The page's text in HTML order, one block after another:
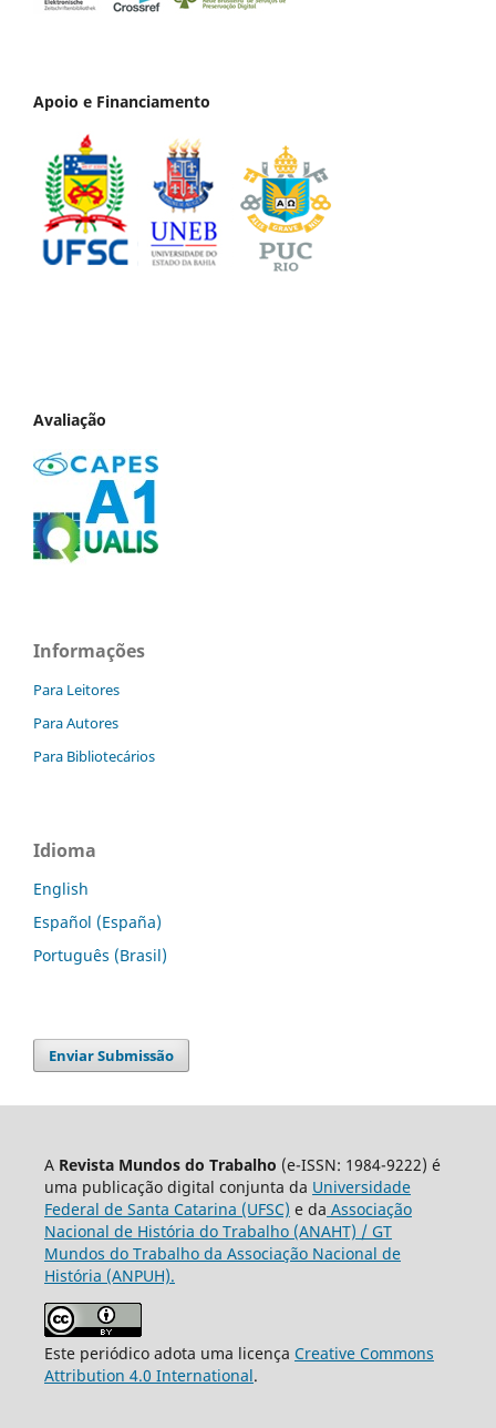
Apoio e Financiamento
Avaliação
Informações
Para Leitores
Para Autores
Para Bibliotecários
Idioma
English
Español (España)
Português (Brasil)
Enviar Submissão
A Revista Mundos do Trabalho (e-ISSN: 1984-9222) é
uma publicação digital conjunta da Universidade
Federal de Santa Catarina (UFSC) e da Associação
Nacional de História do Trabalho (ANAHT) / GT
Mundos do Trabalho da Associação Nacional de
História (ANPUH).
Este periódico adota uma licença Creative Commons
Attribution 4.0 International.